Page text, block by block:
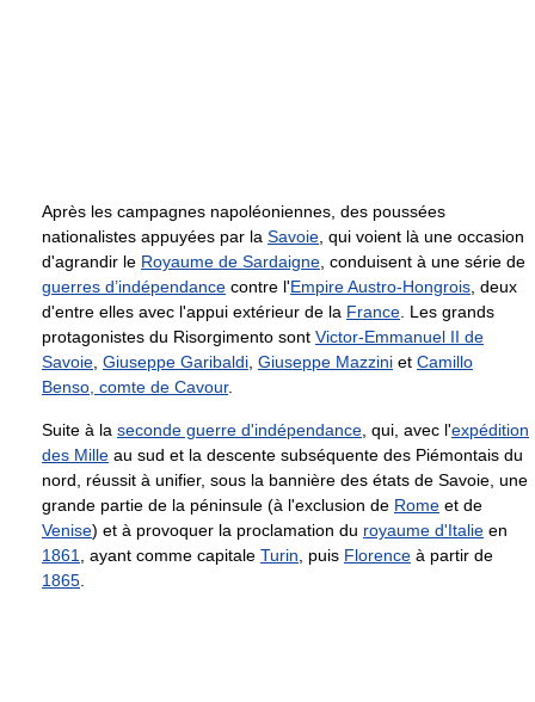
Après les campagnes napoléoniennes, des poussées
nationalistes appuyées par la Savoie , qui voient là une occasion
d'agrandir le Royaume de Sardaigne , conduisent à une série de
guerres d’indépendance contre l'Empire Austro-Hongrois , deux
d'entre elles avec l'appui extérieur de la France . Les grands
protagonistes du Risorgimento sont Victor-Emmanuel II de
Savoie Giuseppe Garibaldi Giuseppe Mazzini et Camillo
Benso, comte de Cavour.
Suite à la seconde guerre d'indépendance , qui, avec l'expédition
des Mille au sud et la descente subséquente des Piémontais du
nord, réussit à unifier, sous la bannière des états de Savoie, une
grande partie de la péninsule (à l'exclusion de Rome et de
Venise) et à provoquer la proclamation du royaume d'Italie en
1861
, ayant comme capitale Turin , puis Florence à partir de
1865